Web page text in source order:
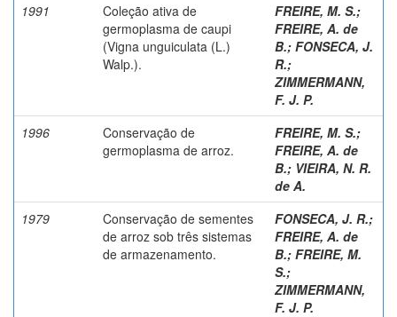
1991
Coleção ativa de
germoplasma de caupi
(Vigna unguiculata (L.)
Walp.).
FREIRE, M. S.;
FREIRE, A. de
B.; FONSECA, J.
R.;
ZIMMERMANN,
F. J. P.
1996
Conservação de
germoplasma de arroz.
FREIRE, M. S.;
FREIRE, A. de
B.; VIEIRA, N. R.
de A.
1979
Conservação de sementes
de arroz sob três sistemas
de armazenamento.
FONSECA, J. R.;
FREIRE, A. de
B.; FREIRE, M.
S.;
ZIMMERMANN,
F. J. P.